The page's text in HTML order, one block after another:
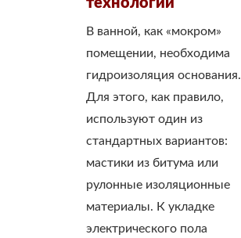
технологии
В ванной, как «мокром»
помещении, необходима
гидроизоляция основания.
Для этого, как правило,
используют один из
стандартных вариантов:
мастики из битума или
рулонные изоляционные
материалы. К укладке
электрического пола